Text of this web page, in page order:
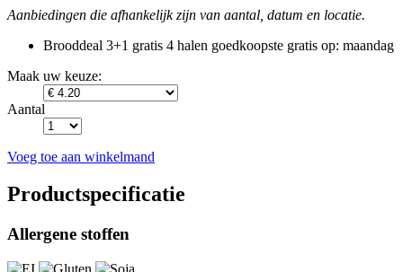
Aanbiedingen die afhankelijk zijn van aantal, datum en locatie.
Brooddeal 3+1 gratis 4 halen goedkoopste gratis op: maandag
Maak uw keuze:
Aantal
Voeg toe aan winkelmand
Productspecificatie
Allergene stoffen